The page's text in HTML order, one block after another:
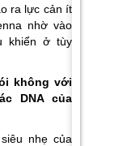
ra lực cản ít
nhờ vào
khiển ở tùy
không với
DNA của
nhẹ của